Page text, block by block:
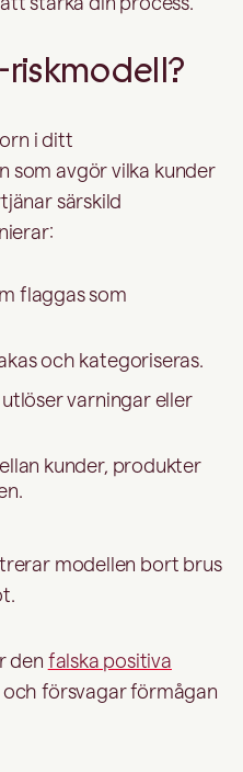
i ditt
som avgör vilka kunder
särskild
flaggas som
och kategoriseras.
varningar eller
kunder, produkter
modellen bort brus
den falska positiva
försvagar förmågan